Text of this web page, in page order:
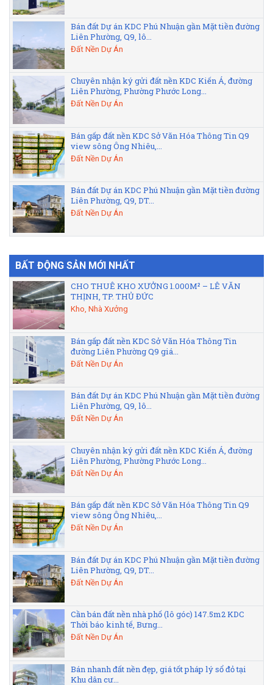
Bán đất Dự án KDC Phú Nhuận gần Mặt tiền đường
Liên Phường, Q9, lô...
Đất Nền Dự Án
Chuyên nhận ký gửi đất nền KDC Kiến Á, đường
Liên Phường, Phường Phước Long...
Đất Nền Dự Án
Bán gấp đất nền KDC Sở Văn Hóa Thông Tin Q9
view sông Ông Nhiêu,...
Đất Nền Dự Án
Bán đất Dự án KDC Phú Nhuận gần Mặt tiền đường
Liên Phường, Q9, DT...
Đất Nền Dự Án
BẤT ĐỘNG SẢN MỚI NHẤT
CHO THUÊ KHO XƯỞNG 1.000M² – LÊ VĂN
THỊNH, TP. THỦ ĐỨC
Kho, Nhà Xưởng
Bán gấp đất nền KDC Sở Văn Hóa Thông Tin
đường Liên Phường Q9 giá...
Đất Nền Dự Án
Bán đất Dự án KDC Phú Nhuận gần Mặt tiền đường
Liên Phường, Q9, lô...
Đất Nền Dự Án
Chuyên nhận ký gửi đất nền KDC Kiến Á, đường
Liên Phường, Phường Phước Long...
Đất Nền Dự Án
Bán gấp đất nền KDC Sở Văn Hóa Thông Tin Q9
view sông Ông Nhiêu,...
Đất Nền Dự Án
Bán đất Dự án KDC Phú Nhuận gần Mặt tiền đường
Liên Phường, Q9, DT...
Đất Nền Dự Án
Cần bán đất nền nhà phố (lô góc) 147.5m2 KDC
Thời báo kinh tế, Bưng...
Đất Nền Dự Án
Bán nhanh đất nền đẹp, giá tốt pháp lý sổ đỏ tại
Khu dân cư...